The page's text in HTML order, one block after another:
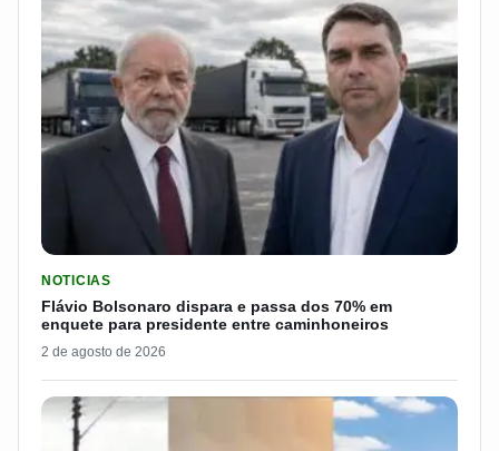
NOTICIAS
Flávio Bolsonaro dispara e passa dos 70% em
enquete para presidente entre caminhoneiros
2 de agosto de 2026